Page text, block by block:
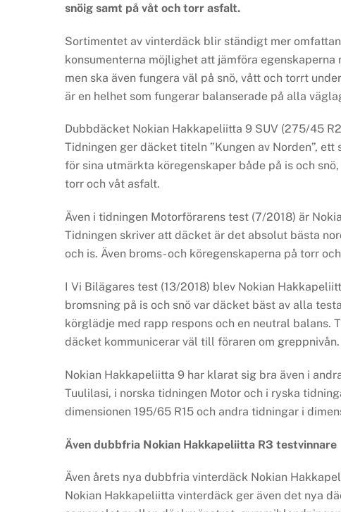
snöig samt på våt och torr asfalt.
Sortimentet av vinterdäck blir ständigt mer
konsumenterna möjlighet att jämföra
men ska även fungera väl på snö, vått och torrt
är en helhet som fungerar balanserade på alla
Dubbdäcket Nokian Hakkapeliitta 9 SUV (275/45
Tidningen ger däcket titeln ”Kungen av Norden”,
för sina utmärkta köregenskaper både på is och
torr och våt asfalt.
Även i tidningen Motorförarens test (7/2018) är
Tidningen skriver att däcket är det absolut bästa
och is. Även broms- och köregenskaperna på torr
I Vi Bilägares test (13/2018) blev Nokian
bromsning på is och snö var däcket bäst av alla
körglädje med rapp respons och en neutral balans.
däcket kommunicerar väl till föraren om greppnivån.
Nokian Hakkapeliitta 9 har klarat sig bra även i
Tuulilasi, i norska tidningen Motor och i ryska
dimensionen 195/65 R15 och andra tidningar i
Även dubbfria Nokian Hakkapeliitta R3 testvinnare
Även årets nya dubbfria vinterdäck Nokian
Nokian Hakkapeliitta vinterdäck ger även det nya